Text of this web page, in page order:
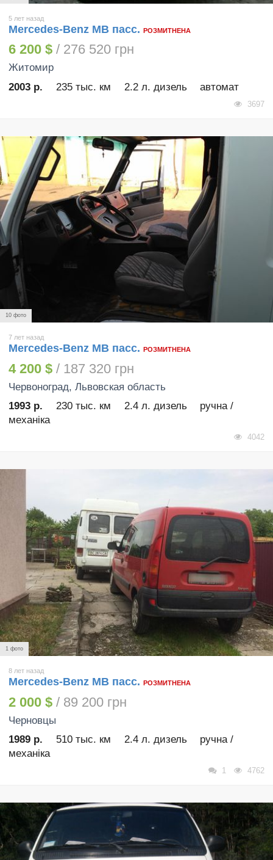
5 лет назад
Mercedes-Benz MB пасс. РОЗМИТНЕНА
6 200 $ / 276 520 грн
Житомир
2003 р.
235 тыс. км 2.2 л. дизель автомат
3697
10 фото
7 лет назад
Mercedes-Benz MB пасс. РОЗМИТНЕНА
4 200 $ / 187 320 грн
Червоноград, Львовская область
1993 р.
230 тыс. км 2.4 л. дизель
ручна /
механіка
4042
1 фото
8 лет назад
Mercedes-Benz MB пасс. РОЗМИТНЕНА
2 000 $ / 89 200 грн
Черновцы
1989 р.
510 тыс. км 2.4 л. дизель
ручна /
механіка
1 4762